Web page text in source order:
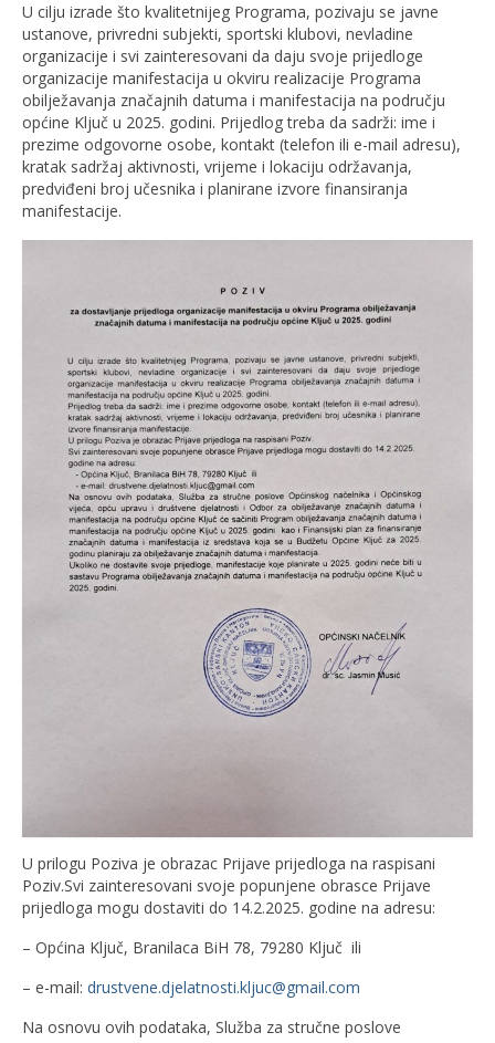
U cilju izrade što kvalitetnijeg Programa, pozivaju se javne
ustanove, privredni subjekti, sportski klubovi, nevladine
organizacije i svi zainteresovani da daju svoje prijedloge
organizacije manifestacija u okviru realizacije Programa
obilježavanja značajnih datuma i manifestacija na području
općine Ključ u 2025. godini. Prijedlog treba da sadrži: ime i
prezime odgovorne osobe, kontakt (telefon ili e-mail adresu),
kratak sadržaj aktivnosti, vrijeme i lokaciju održavanja,
predviđeni broj učesnika i planirane izvore finansiranja
manifestacije.
U prilogu Poziva je obrazac Prijave prijedloga na raspisani
Poziv.Svi zainteresovani svoje popunjene obrasce Prijave
prijedloga mogu dostaviti do 14.2.2025. godine na adresu:
– Općina Ključ, Branilaca BiH 78, 79280 Ključ ili
– e-mail: drustvene.djelatnosti.kljuc@gmail.com
Na osnovu ovih podataka, Služba za stručne poslove